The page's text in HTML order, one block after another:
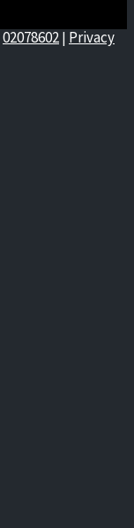
02078602 | Privacy